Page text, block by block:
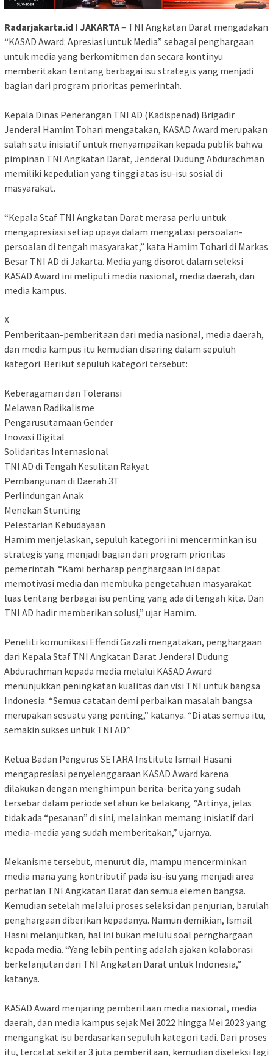
Radarjakarta.id I JAKARTA– TNI Angkatan Darat mengadakan
“KASAD Award: Apresiasi untuk Media” sebagai penghargaan
untuk media yang berkomitmen dan secara kontinyu
memberitakan tentang berbagai isu strategis yang menjadi
bagian dari program prioritas pemerintah.
Kepala Dinas Penerangan TNI AD (Kadispenad) Brigadir
Jenderal Hamim Tohari mengatakan, KASAD Award merupakan
salah satu inisiatif untuk menyampaikan kepada publik bahwa
pimpinan TNI Angkatan Darat, Jenderal Dudung Abdurachman
memiliki kepedulian yang tinggi atas isu-isu sosial di
masyarakat.
“Kepala Staf TNI Angkatan Darat merasa perlu untuk
mengapresiasi setiap upaya dalam mengatasi persoalan-
persoalan di tengah masyarakat,” kata Hamim Tohari di Markas
Besar TNI AD di Jakarta. Media yang disorot dalam seleksi
KASAD Award ini meliputi media nasional, media daerah, dan
media kampus.
X
Pemberitaan-pemberitaan dari media nasional, media daerah,
dan media kampus itu kemudian disaring dalam sepuluh
kategori. Berikut sepuluh kategori tersebut:
Keberagaman dan Toleransi
Melawan Radikalisme
Pengarusutamaan Gender
Inovasi Digital
Solidaritas Internasional
TNI AD di Tengah Kesulitan Rakyat
Pembangunan di Daerah 3T
Perlindungan Anak
Menekan Stunting
Pelestarian Kebudayaan
Hamim menjelaskan, sepuluh kategori ini mencerminkan isu
strategis yang menjadi bagian dari program prioritas
pemerintah. “Kami berharap penghargaan ini dapat
memotivasi media dan membuka pengetahuan masyarakat
luas tentang berbagai isu penting yang ada di tengah kita. Dan
TNI AD hadir memberikan solusi,” ujar Hamim.
Peneliti komunikasi Effendi Gazali mengatakan, penghargaan
dari Kepala Staf TNI Angkatan Darat Jenderal Dudung
Abdurachman kepada media melalui KASAD Award
menunjukkan peningkatan kualitas dan visi TNI untuk bangsa
Indonesia. “Semua catatan demi perbaikan masalah bangsa
merupakan sesuatu yang penting,” katanya. “Di atas semua itu,
semakin sukses untuk TNI AD.”
Ketua Badan Pengurus SETARA Institute Ismail Hasani
mengapresiasi penyelenggaraan KASAD Award karena
dilakukan dengan menghimpun berita-berita yang sudah
tersebar dalam periode setahun ke belakang. “Artinya, jelas
tidak ada “pesanan” di sini, melainkan memang inisiatif dari
media-media yang sudah memberitakan,” ujarnya.
Mekanisme tersebut, menurut dia, mampu mencerminkan
media mana yang kontributif pada isu-isu yang menjadi area
perhatian TNI Angkatan Darat dan semua elemen bangsa.
Kemudian setelah melalui proses seleksi dan penjurian, barulah
penghargaan diberikan kepadanya. Namun demikian, Ismail
Hasni melanjutkan, hal ini bukan melulu soal pernghargaan
kepada media. “Yang lebih penting adalah ajakan kolaborasi
berkelanjutan dari TNI Angkatan Darat untuk Indonesia,”
katanya.
KASAD Award menjaring pemberitaan media nasional, media
daerah, dan media kampus sejak Mei 2022 hingga Mei 2023 yang
mengangkat isu berdasarkan sepuluh kategori tadi. Dari proses
itu, tercatat sekitar 3 juta pemberitaan, kemudian diseleksi lagi